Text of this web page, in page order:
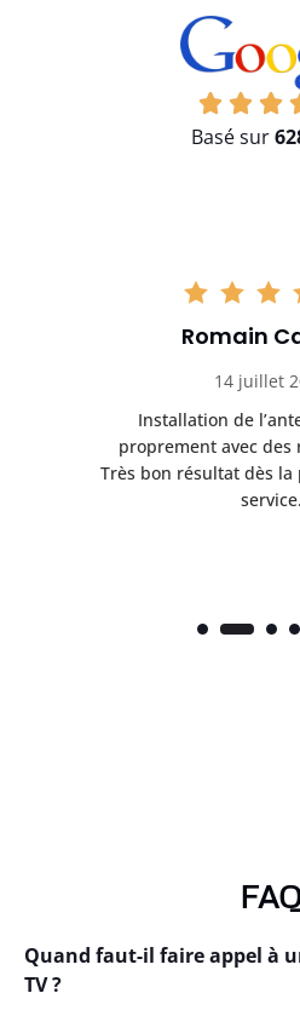
Basé sur
Romain
14 juillet
Installation de
proprement avec des
Très bon résultat dès la
service.
Quand faut-il faire appel à
TV ?